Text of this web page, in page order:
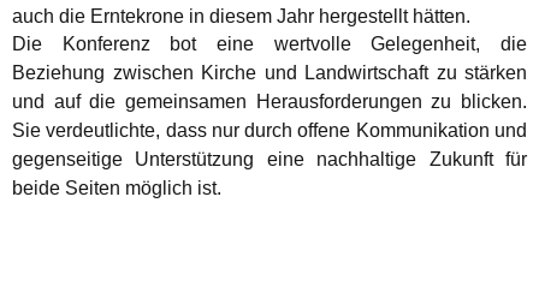
auch die Erntekrone in diesem Jahr hergestellt hätten.
Die Konferenz bot eine wertvolle Gelegenheit, die
Beziehung zwischen Kirche und Landwirtschaft zu stärken
und auf die gemeinsamen Herausforderungen zu blicken.
Sie verdeutlichte, dass nur durch offene Kommunikation und
gegenseitige Unterstützung eine nachhaltige Zukunft für
beide Seiten möglich ist.